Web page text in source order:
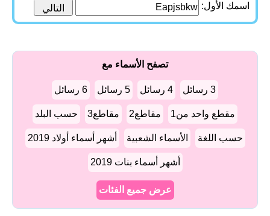
اسمك الأول:
تصفح الأسماء مع
3 رسائل 4 رسائل 5 رسائل 6 رسائل
مقطع واحد من1 مقاطع2 مقاطع3 حسب البلد
حسب اللغة الأسماء الشعبية أشهر أسماء أولاد 2019
أشهر أسماء بنات 2019
عرض جميع الفئات